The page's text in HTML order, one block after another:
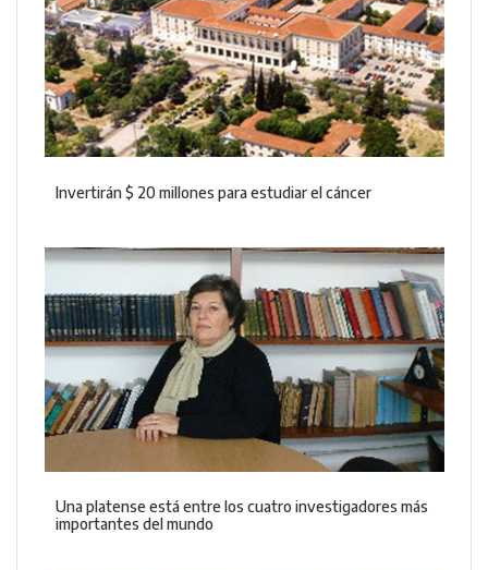
Invertirán $ 20 millones para estudiar el cáncer
Una platense está entre los cuatro investigadores más
importantes del mundo